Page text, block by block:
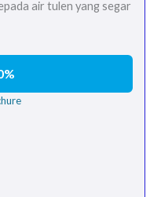
air tulen yang segar